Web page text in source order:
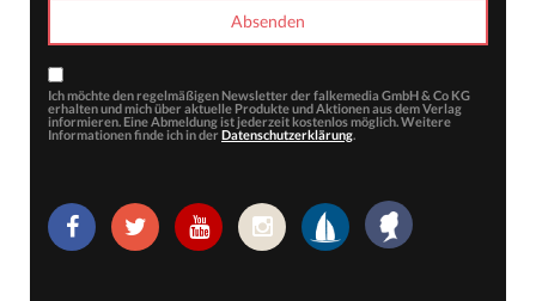
Ich möchte den regelmäßigen Newsletter der falkemedia GmbH & Co KG
erhalten und mich über aktuelle Produkte und Aktionen aus dem Verlag
informieren. Eine Abmeldung ist jederzeit kostenlos möglich. Weitere
Informationen finde ich in der Datenschutzerklärung.